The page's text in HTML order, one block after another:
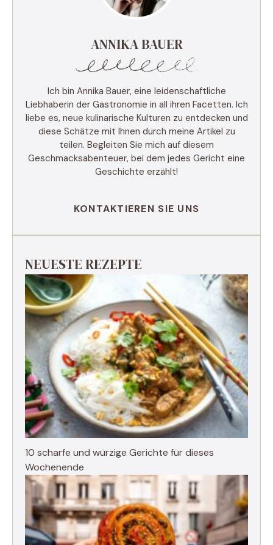
ANNIKA BAUER
Ich bin Annika Bauer, eine leidenschaftliche
Liebhaberin der Gastronomie in all ihren Facetten. Ich
liebe es, neue kulinarische Kulturen zu entdecken und
diese Schätze mit Ihnen durch meine Artikel zu
teilen. Begleiten Sie mich auf diesem
Geschmacksabenteuer, bei dem jedes Gericht eine
Geschichte erzählt!
KONTAKTIEREN SIE UNS
NEUESTE REZEPTE
10 scharfe und würzige Gerichte für dieses
Wochenende